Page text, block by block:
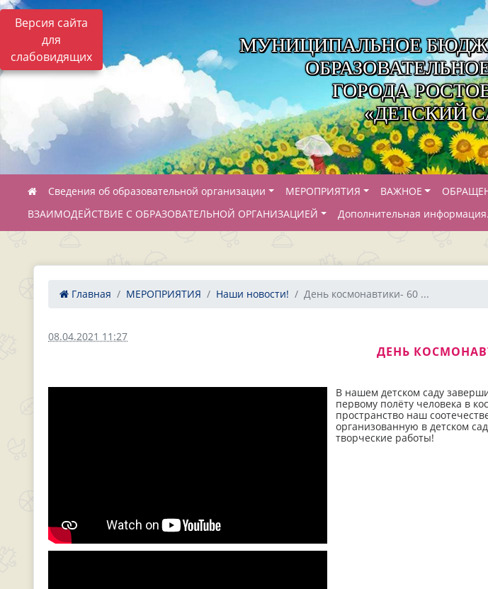
Версия сайта
для
слабовидящих
МУНИЦИПАЛЬНОЕ
ГОРОДА
«ДЕТСКИЙ
Сведения об образовательной организации МЕРОПРИЯТИЯ ВАЖНОЕ
ВЗАИМОДЕЙСТВИЕ С ОБРАЗОВАТЕЛЬНОЙ ОРГАНИЗАЦИЕЙ
Дополнительная информация.
Главная МЕРОПРИЯТИЯ Наши новости! День космонавтики- 60 ...
08.04.2021 11:27
ДЕНЬ
В нашем детском саду
первому полёту человека в
пространство наш
организованную в детском
творческие работы!